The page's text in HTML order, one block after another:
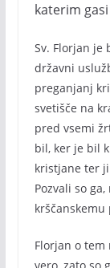
katerim
Sv. Florjan je
državni
preganjanj
svetišče na
pred vsemi
bil, ker je bil
kristjane ter
Pozvali so
Florjan o